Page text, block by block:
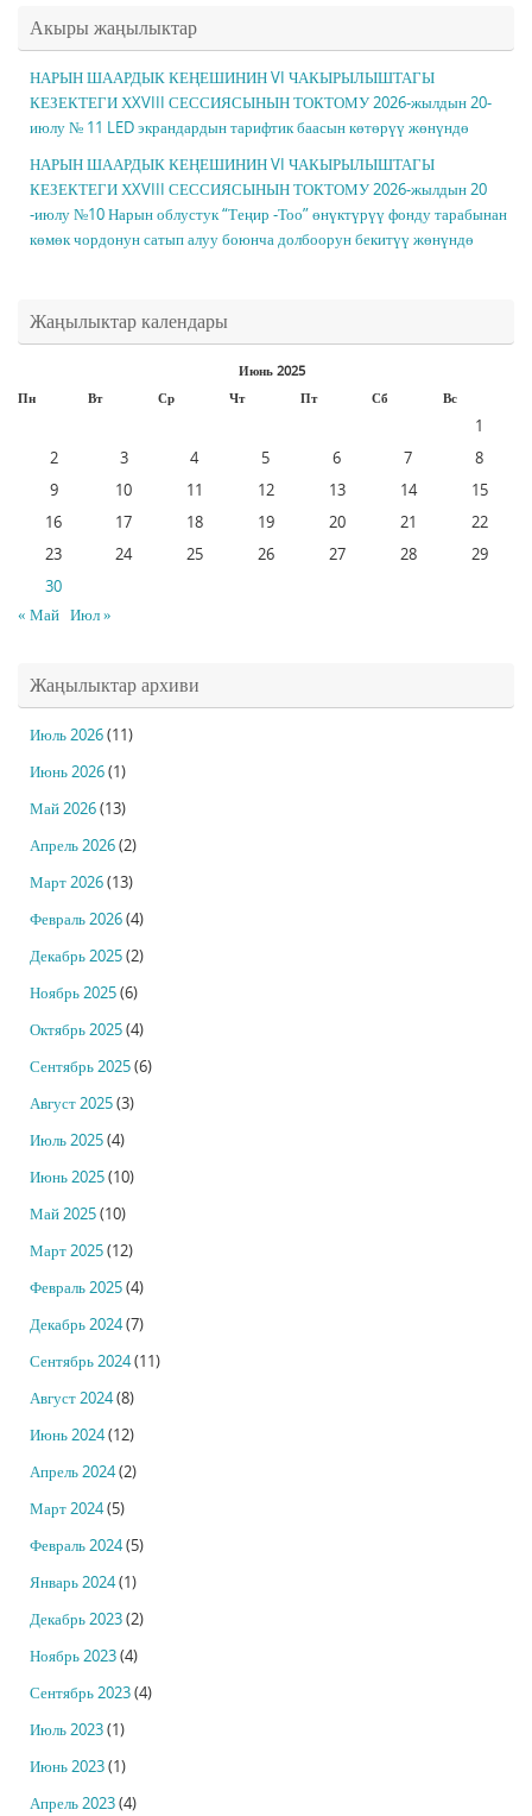
Акыры жаңылыктар
НАРЫН ШААРДЫК КЕҢЕШИНИН VI ЧАКЫРЫЛЫШТАГЫ
КЕЗЕКТЕГИ ХXVIII СЕССИЯСЫНЫН ТОКТОМУ 2026-жылдын 20-
июлу № 11 LED экрандардын тарифтик баасын көтөрүү жөнүндө
НАРЫН ШААРДЫК КЕҢЕШИНИН VI ЧАКЫРЫЛЫШТАГЫ
КЕЗЕКТЕГИ ХXVIII СЕССИЯСЫНЫН ТОКТОМУ 2026-жылдын 20
-июлу №10 Нарын облустук “Теңир -Тоо” өнүктүрүү фонду тарабынан
көмөк чордонун сатып алуу боюнча долбоорун бекитүү жөнүндө
Жаңылыктар календары
Июнь 2025
Пн
Вт Ср Чт Пт Сб Вс
1
2
3 4 5 6 7
8
9
10 11 12 13 14
15
16
17 18 19 20 21
22
23
24 25 26 27 28
29
30
« Май Июл »
Жаңылыктар архиви
Июль 2026(11)
Июнь 2026(1)
Май 2026(13)
Апрель 2026(2)
Март 2026(13)
Февраль 2026(4)
Декабрь 2025(2)
Ноябрь 2025(6)
Октябрь 2025(4)
Сентябрь 2025(6)
Август 2025(3)
Июль 2025(4)
Июнь 2025(10)
Май 2025(10)
Март 2025(12)
Февраль 2025(4)
Декабрь 2024(7)
Сентябрь 2024(11)
Август 2024(8)
Июнь 2024(12)
Апрель 2024(2)
Март 2024(5)
Февраль 2024(5)
Январь 2024(1)
Декабрь 2023(2)
Ноябрь 2023(4)
Сентябрь 2023(4)
Июль 2023(1)
Июнь 2023(1)
Апрель 2023(4)